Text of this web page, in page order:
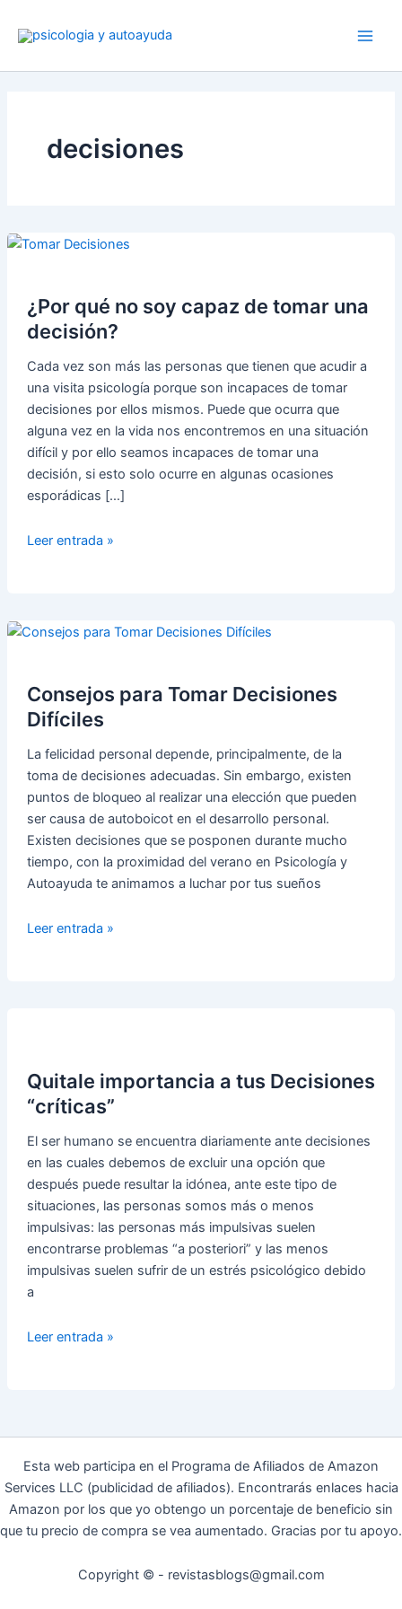
decisiones
¿Por qué no soy capaz de tomar una
decisión?
Cada vez son más las personas que tienen que acudir a
una visita psicología porque son incapaces de tomar
decisiones por ellos mismos. Puede que ocurra que
alguna vez en la vida nos encontremos en una situación
difícil y por ello seamos incapaces de tomar una
decisión, si esto solo ocurre en algunas ocasiones
esporádicas […]
¿Por
capaz
una
decisión?
Leer entrada »
Consejos para Tomar Decisiones
Difíciles
La felicidad personal depende, principalmente, de la
toma de decisiones adecuadas. Sin embargo, existen
puntos de bloqueo al realizar una elección que pueden
ser causa de autoboicot en el desarrollo personal.
Existen decisiones que se posponen durante mucho
tiempo, con la proximidad del verano en Psicología y
Autoayuda te animamos a luchar por tus sueños
Consejos
Leer entrada »
Quitale importancia a tus Decisiones
“críticas”
El ser humano se encuentra diariamente ante decisiones
en las cuales debemos de excluir una opción que
después puede resultar la idónea, ante este tipo de
situaciones, las personas somos más o menos
impulsivas: las personas más impulsivas suelen
encontrarse problemas “a posteriori” y las menos
impulsivas suelen sufrir de un estrés psicológico debido
a
Quitale
Leer entrada »
Esta web participa en el Programa de Afiliados de Amazon
Services LLC (publicidad de afiliados). Encontrarás enlaces hacia
Amazon por los que yo obtengo un porcentaje de beneficio sin
que tu precio de compra se vea aumentado. Gracias por tu apoyo.
Copyright © - revistasblogs@gmail.com